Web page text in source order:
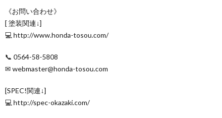
《お問い合わせ》
[ 塗装関連↓]
💻 http://www.honda-tosou.com/
📞 0564-58-5808
✉ webmaster@honda-tosou.com
[SPEC!関連↓]
💻 http://spec-okazaki.com/